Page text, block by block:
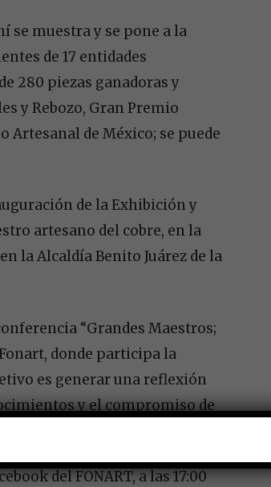
se muestra y se pone a la
de 17 entidades
280 piezas ganadoras y
y Rebozo, Gran Premio
Artesanal de México; se puede
de la Exhibición y
artesano del cobre, en la
la Alcaldía Benito Juárez de la
“Grandes Maestros;
donde participa la
es generar una reflexión
y el compromiso de
del FONART, a las 17:00